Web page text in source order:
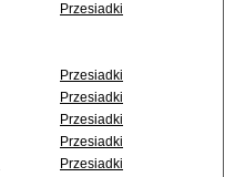
Przesiadki
Przesiadki
Przesiadki
Przesiadki
Przesiadki
Przesiadki